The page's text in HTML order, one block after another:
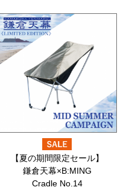
【夏の期間限定セール】
鎌倉天幕×B:MING
Cradle No.14